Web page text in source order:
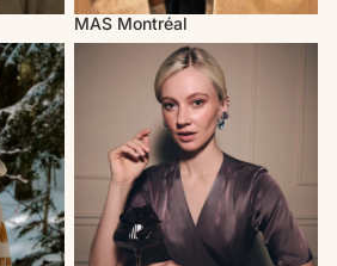
MAS Montréal